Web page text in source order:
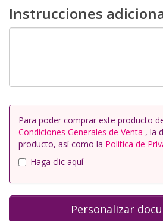
Instrucciones
Para poder comprar este producto
Condiciones Generales de Venta , la
producto, así como la Politica de
Haga clic aquí